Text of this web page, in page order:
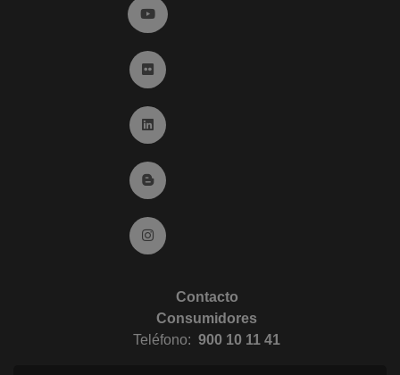
Ir a YouTube (abre en ventana nueva)
Ir a Flickr (abre en ventana nueva)
Ir a Linkedin (abre en ventana nueva)
Ir al Blog (abre en ventana nueva)
Ir a Instagram (abre en ventana nueva)
Contacto
Consumidores
Teléfono: 900 10 11 41